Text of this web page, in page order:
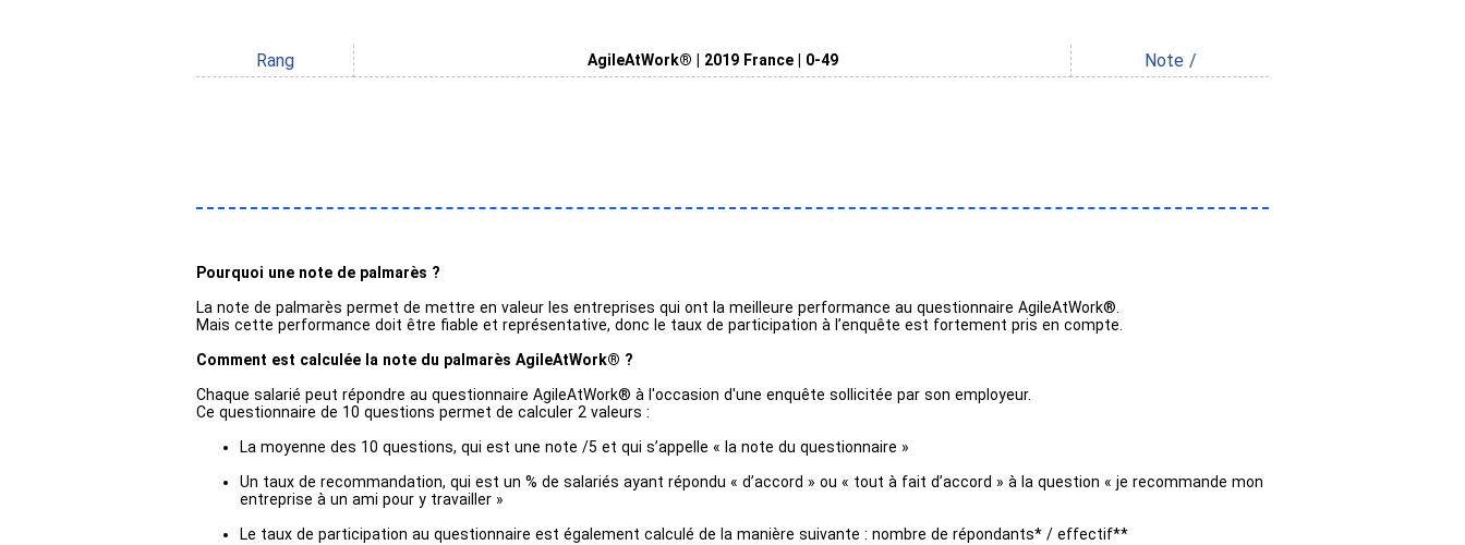
Rang AgileAtWork® | 2019 France | 0-49 Note /
Pourquoi une note de palmarès ?
La note de palmarès permet de mettre en valeur les entreprises qui ont la meilleure performance au questionnaire AgileAtWork®.
Mais cette performance doit être fiable et représentative, donc le taux de participation à l’enquête est fortement pris en compte.
Comment est calculée la note du palmarès AgileAtWork® ?
Chaque salarié peut répondre au questionnaire AgileAtWork® à l'occasion d'une enquête sollicitée par son employeur.
Ce questionnaire de 10 questions permet de calculer 2 valeurs :
La moyenne des 10 questions, qui est une note /5 et qui s’appelle « la note du questionnaire »
Un taux de recommandation, qui est un % de salariés ayant répondu « d’accord » ou « tout à fait d’accord » à la question « je recommande mon
entreprise à un ami pour y travailler »
Le taux de participation au questionnaire est également calculé de la manière suivante : nombre de répondants* / effectif**